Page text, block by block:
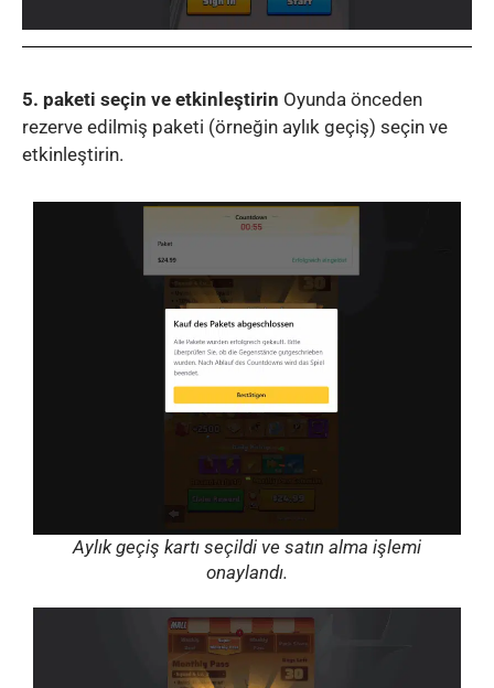
5. paketi seçin ve etkinleştirin Oyunda önceden
rezerve edilmiş paketi (örneğin aylık geçiş) seçin ve
etkinleştirin.
Aylık geçiş kartı seçildi ve satın alma işlemi
onaylandı.